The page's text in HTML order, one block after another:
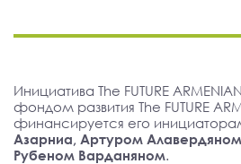
Инициатива The FUTURE
фондом развития The FUTURE
финансируется его
Азарниа, Артуром
Рубеном Варданяном.